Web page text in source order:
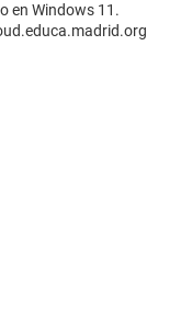
en Windows 11.